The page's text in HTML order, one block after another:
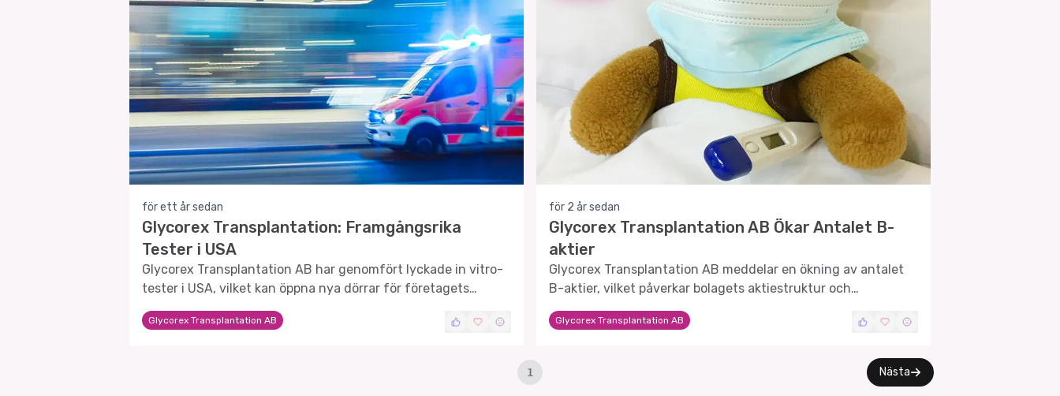
för ett år sedan
Glycorex Transplantation: Framgångsrika
Tester i USA
Glycorex Transplantation AB har genomfört lyckade in vitro-
tester i USA, vilket kan öppna nya dörrar för företagets
innovativa transplantationsmetoder.
Glycorex Transplantation AB
för 2 år sedan
Glycorex Transplantation AB Ökar Antalet B-
aktier
Glycorex Transplantation AB meddelar en ökning av antalet
B-aktier, vilket påverkar bolagets aktiestruktur och
rösträttsfördelning.
Glycorex Transplantation AB
1 Nästa